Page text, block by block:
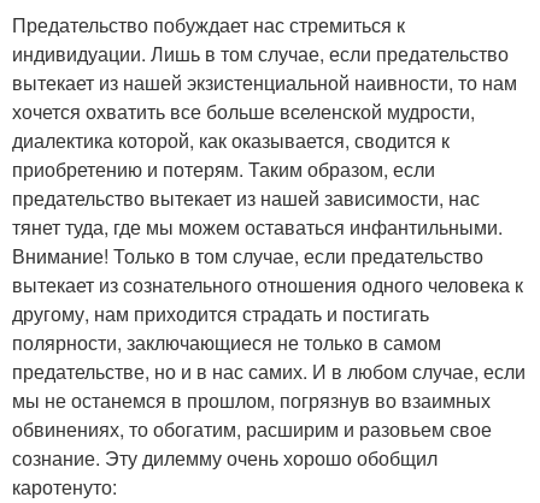
Предательство побуждает нас стремиться к
индивидуации. Лишь в том случае, если предательство
вытекает из нашей экзистенциальной наивности, то нам
хочется охватить все больше вселенской мудрости,
диалектика которой, как оказывается, сводится к
приобретению и потерям. Таким образом, если
предательство вытекает из нашей зависимости, нас
тянет туда, где мы можем оставаться инфантильными.
Внимание! Только в том случае, если предательство
вытекает из сознательного отношения одного человека к
другому, нам приходится страдать и постигать
полярности, заключающиеся не только в самом
предательстве, но и в нас самих. И в любом случае, если
мы не останемся в прошлом, погрязнув во взаимных
обвинениях, то обогатим, расширим и разовьем свое
сознание. Эту дилемму очень хорошо обобщил
каротенуто: